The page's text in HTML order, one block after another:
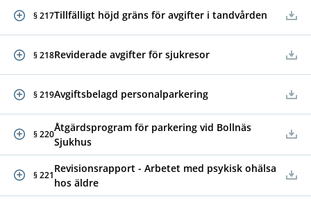
§ 217Tillfälligt höjd gräns för avgifter i tandvården
§ 218Reviderade avgifter för sjukresor
§ 219Avgiftsbelagd personalparkering
§ 220
Åtgärdsprogram för parkering vid Bollnäs
Sjukhus
§ 221
Revisionsrapport - Arbetet med psykisk ohälsa
hos äldre